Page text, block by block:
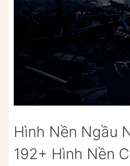
Hình Nền Ngầu
192+ Hình Nền